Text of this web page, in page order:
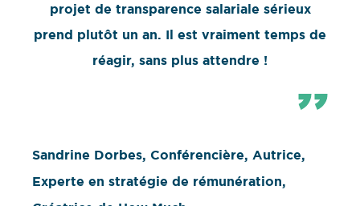
projet de transparence salariale sérieux
prend plutôt un an. Il est vraiment temps de
réagir, sans plus attendre !
Sandrine Dorbes, Conférencière, Autrice,
Experte en stratégie de rémunération,